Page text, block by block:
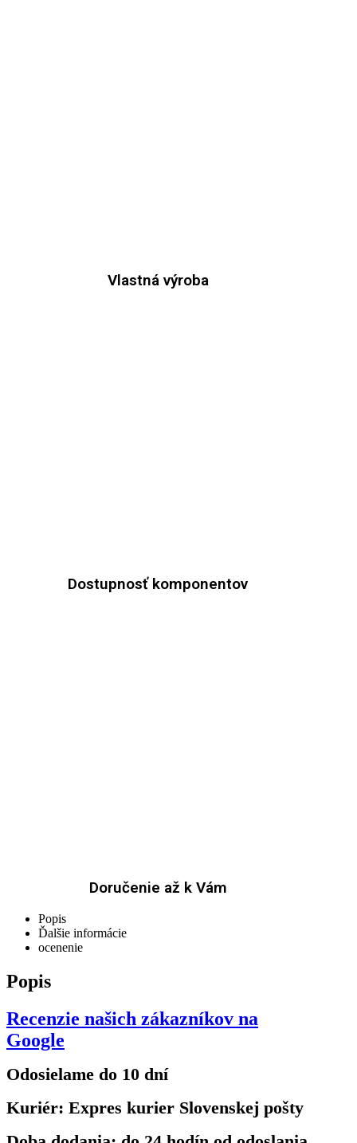
Vlastná výroba
Dostupnosť komponentov
Doručenie až k Vám
Popis
Ďalšie informácie
ocenenie
Popis
Recenzie našich zákazníkov na
Google
Odosielame do 10 dní
Kuriér: Expres kurier Slovenskej pošty